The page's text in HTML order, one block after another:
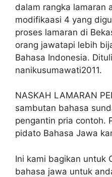
dalam rangka lamaran
modifikaasi 4 yang
proses lamaran di
orang jawatapi lebih
Bahasa Indonesia.
nanikusumawati2011.
NASKAH LAMARAN
sambutan bahasa
pengantin pria contoh.
pidato Bahasa Jawa
Ini kami bagikan untuk
bahasa jawa untuk